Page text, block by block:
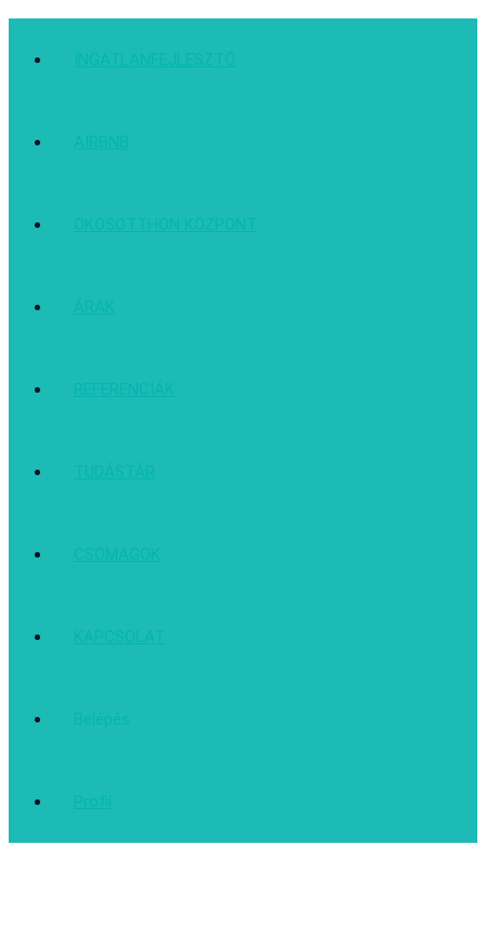
INGATLANFEJLESZTŐ
AIRBNB
OKOSOTTHON KÖZPONT
ÁRAK
REFERENCIÁK
TUDÁSTÁR
CSOMAGOK
KAPCSOLAT
Belépés
Profil